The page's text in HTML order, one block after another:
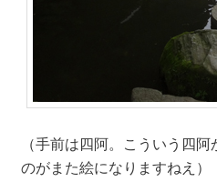
（手前は四阿。こういう四
のがまた絵になりますねえ）